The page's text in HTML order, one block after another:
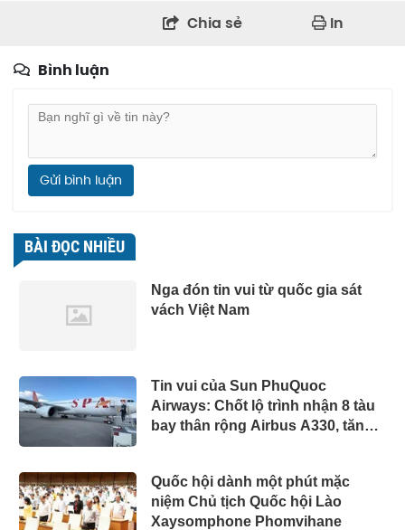
Chia sẻ In
Bình luận
Gửi bình luận
BÀI ĐỌC NHIỀU
Nga đón tin vui từ quốc gia sát
vách Việt Nam
Tin vui của Sun PhuQuoc
Airways: Chốt lộ trình nhận 8 tàu
bay thân rộng Airbus A330, tăng
Quốc hội dành một phút mặc
niệm Chủ tịch Quốc hội Lào
Xaysomphone Phomvihane